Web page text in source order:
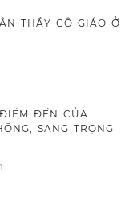
THẦY CÔ GIÁO Ở
ĐẾN CỦA
SANG TRỌNG